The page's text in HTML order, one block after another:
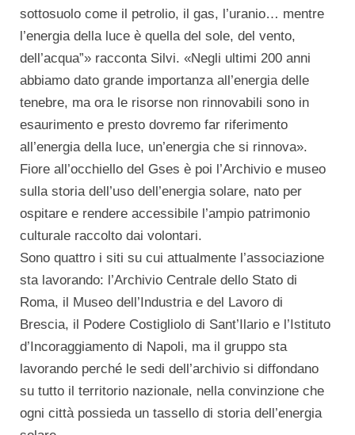
sottosuolo come il petrolio, il gas, l’uranio… mentre
l’energia della luce è quella del sole, del vento,
dell’acqua”» racconta Silvi. «Negli ultimi 200 anni
abbiamo dato grande importanza all’energia delle
tenebre, ma ora le risorse non rinnovabili sono in
esaurimento e presto dovremo far riferimento
all’energia della luce, un’energia che si rinnova».
Fiore all’occhiello del Gses è poi l’Archivio e museo
sulla storia dell’uso dell’energia solare, nato per
ospitare e rendere accessibile l’ampio patrimonio
culturale raccolto dai volontari.
Sono quattro i siti su cui attualmente l’associazione
sta lavorando: l’Archivio Centrale dello Stato di
Roma, il Museo dell’Industria e del Lavoro di
Brescia, il Podere Costigliolo di Sant’Ilario e l’Istituto
d’Incoraggiamento di Napoli, ma il gruppo sta
lavorando perché le sedi dell’archivio si diffondano
su tutto il territorio nazionale, nella convinzione che
ogni città possieda un tassello di storia dell’energia